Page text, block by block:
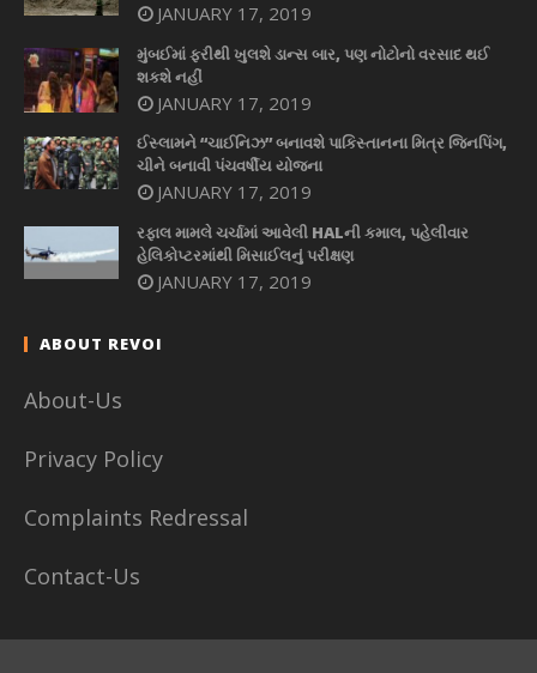
JANUARY 17, 2019
મુંબઈમાં ફરીથી ખુલશે ડાન્સ બાર, પણ નોટોનો વરસાદ થઈ
શકશે નહીં
JANUARY 17, 2019
ઈસ્લામને “ચાઈનિઝ” બનાવશે પાકિસ્તાનના મિત્ર જિનપિંગ,
ચીને બનાવી પંચવર્ષીય યોજના
JANUARY 17, 2019
રફાલ મામલે ચર્ચામાં આવેલી HALની કમાલ, પહેલીવાર
હેલિકોપ્ટરમાંથી મિસાઈલનું પરીક્ષણ
JANUARY 17, 2019
ABOUT REVOI
About-Us
Privacy Policy
Complaints Redressal
Contact-Us